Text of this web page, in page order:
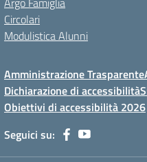
Circolari
Modulistica Alunni
Amministrazione Trasparente
Dichiarazione di accessibilità
Obiettivi di accessibilità 2026
Seguici su: